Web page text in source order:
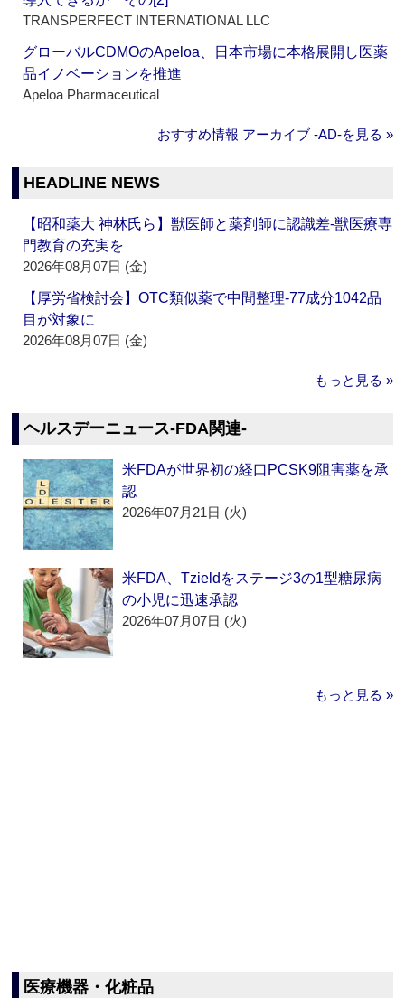
TRANSPERFECT INTERNATIONAL LLC
グローバルCDMOのApeloa、日本市場に本格展開し医薬
品イノベーションを推進
Apeloa Pharmaceutical
おすすめ情報 アーカイブ ‐AD‐を見る »
HEADLINE NEWS
【昭和薬大 神林氏ら】獣医師と薬剤師に認識差‐獣医療専
門教育の充実を
2026年08月07日 (金)
【厚労省検討会】OTC類似薬で中間整理‐77成分1042品
目が対象に
2026年08月07日 (金)
もっと見る »
ヘルスデーニュース‐FDA関連‐
米FDAが世界初の経口PCSK9阻害薬を承
認
2026年07月21日 (火)
米FDA、Tzieldをステージ3の1型糖尿病
の小児に迅速承認
2026年07月07日 (火)
もっと見る »
医療機器・化粧品